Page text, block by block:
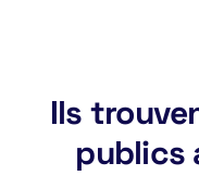
Ils
publics